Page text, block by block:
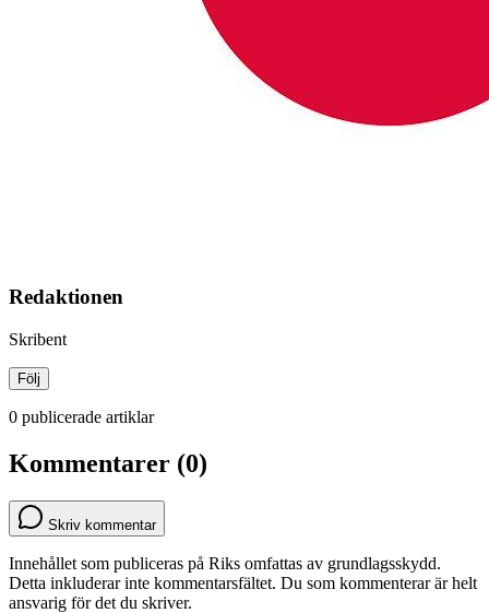
Redaktionen
Skribent
Följ
0 publicerade artiklar
Kommentarer (0)
Skriv kommentar
Innehållet som publiceras på Riks omfattas av grundlagsskydd.
Detta inkluderar inte kommentarsfältet. Du som kommenterar är helt
ansvarig för det du skriver.